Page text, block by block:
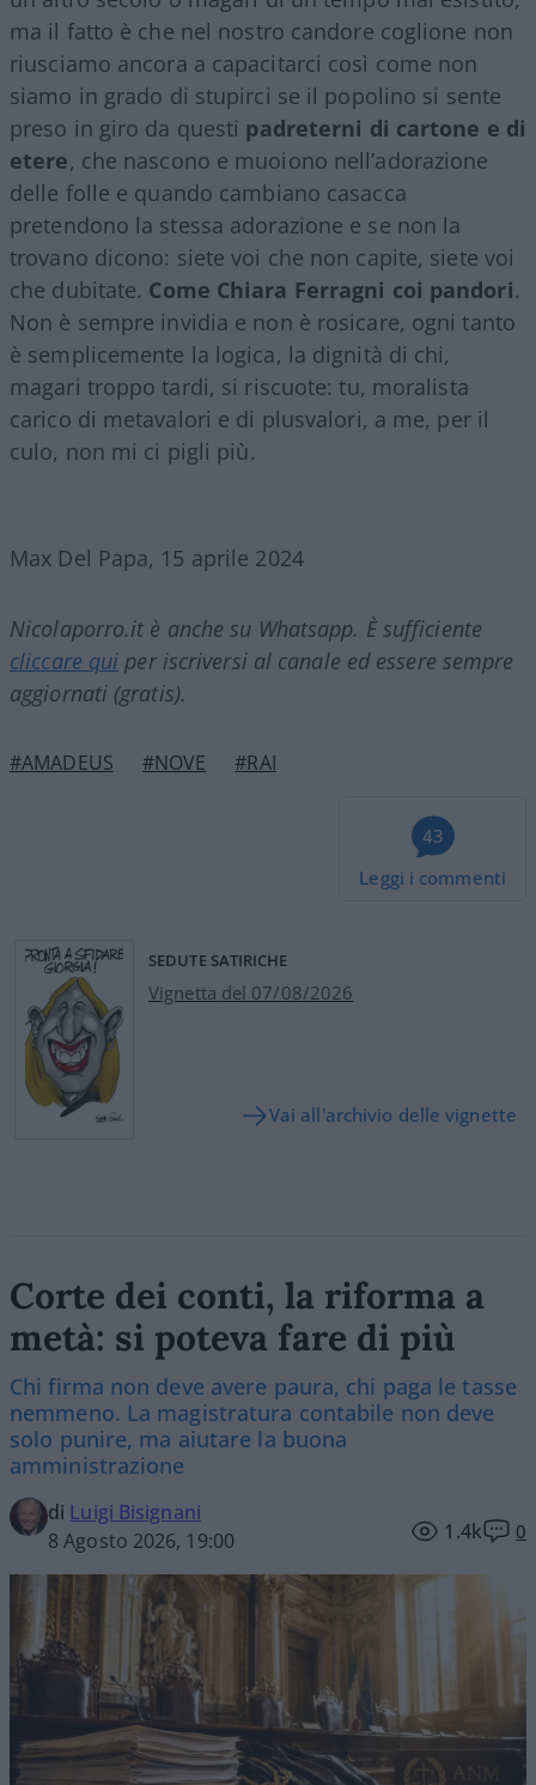
ma il fatto è che nel nostro candore coglione non
riusciamo ancora a capacitarci così come non
siamo in grado di stupirci se il popolino si sente
preso in giro da questi padreterni di cartone e di
etere, che nascono e muoiono nell’adorazione
delle folle e quando cambiano casacca
pretendono la stessa adorazione e se non la
trovano dicono: siete voi che non capite, siete voi
che dubitate. Come Chiara Ferragni coi pandori.
Non è sempre invidia e non è rosicare, ogni tanto
è semplicemente la logica, la dignità di chi,
magari troppo tardi, si riscuote: tu, moralista
carico di metavalori e di plusvalori, a me, per il
culo, non mi ci pigli più.
Max Del Papa, 15 aprile 2024
Nicolaporro.it è anche su Whatsapp. È sufficiente
cliccare qui per iscriversi al canale ed essere sempre
aggiornati (gratis).
#AMADEUS #NOVE #RAI
43
Leggi i commenti
SEDUTE SATIRICHE
Vignetta del 07/08/2026
Vai all'archivio delle vignette
Corte dei conti, la riforma a
metà: si poteva fare di più
Chi firma non deve avere paura, chi paga le tasse
nemmeno. La magistratura contabile non deve
solo punire, ma aiutare la buona
amministrazione
di Luigi Bisignani
8 Agosto 2026, 19:00
1.4k 0